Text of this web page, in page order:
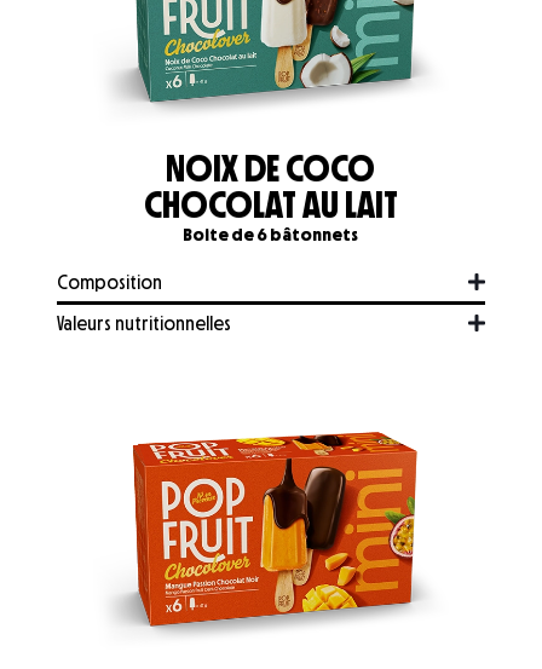
NOIX DE COCO
CHOCOLAT AU LAIT
Boite de 6 bâtonnets
Composition
Valeurs nutritionnelles